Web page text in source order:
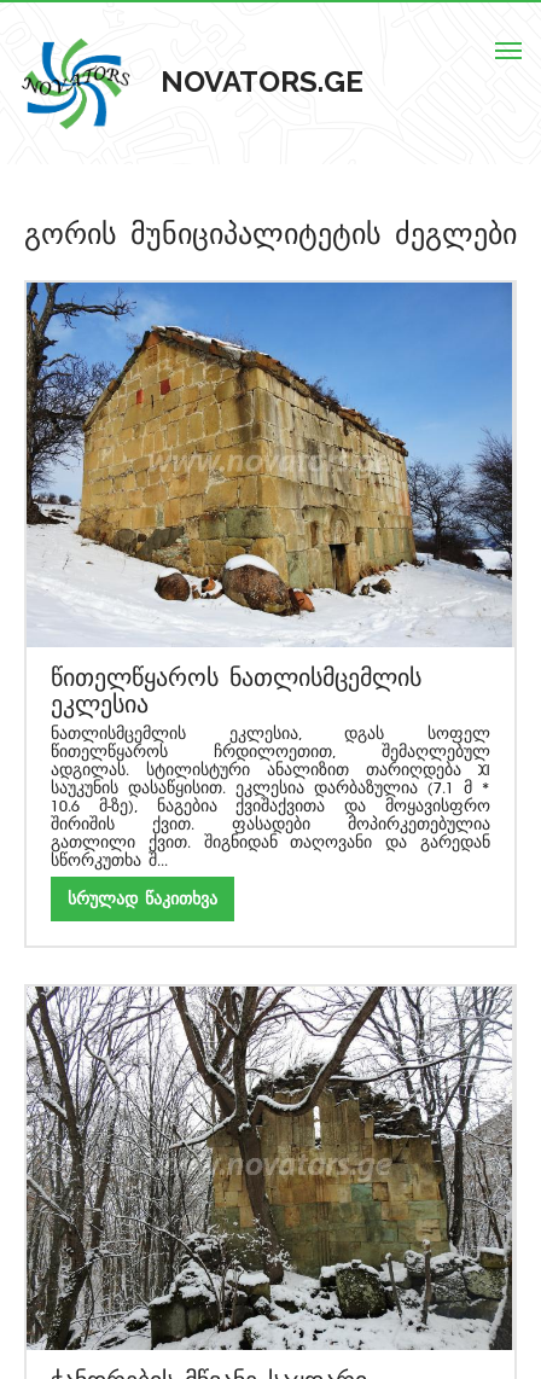
NOVATORS.GE
ჩვენს შესახებ
ისტორიული ძეგლები
ძეგლების რუკა
კონტაქტი
გორის მუნიციპალიტეტის ძეგლები
წითელწყაროს ნათლისმცემლის
ეკლესია
ნათლისმცემლის ეკლესია, დგას სოფელ
წითელწყაროს ჩრდილოეთით, შემაღლებულ
ადგილას. სტილისტური ანალიზით თარიღდება XI
საუკუნის დასაწყისით. ეკლესია დარბაზულია (7.1 მ *
10.6 მ-ზე), ნაგებია ქვიშაქვითა და მოყავისფრო
შირიშის ქვით. ფასადები მოპირკეთებულია
გათლილი ქვით. შიგნიდან თაღოვანი და გარედან
სწორკუთხა შ...
სრულად წაკითხვა